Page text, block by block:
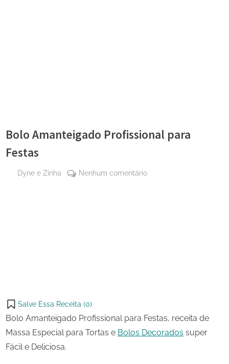
Bolo Amanteigado Profissional para
Festas
By
Dyne e Zinha Nenhum comentárioem
on
X
Salve Essa Receita (0)
Bolo Amanteigado Profissional para Festas, receita de
Massa Especial para Tortas e Bolos Decorados super
Fácil e Deliciosa.